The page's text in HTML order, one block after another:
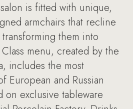
is fitted with unique,
armchairs that recline
them into
menu, created by the
includes the most
European and Russian
on exclusive tableware